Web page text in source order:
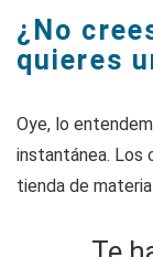
¿No
quieres
Oye, lo
instantánea. Los
tienda de